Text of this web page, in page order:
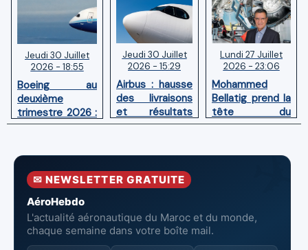
Jeudi 30 Juillet
2026 - 18:55
Boeing au
deuxième
trimestre 2026 :
Chiffre d'affaires
pertes nettes
réduites
Jeudi 30 Juillet
2026 - 15:29
Airbus : hausse
des livraisons
et résultats
financiers
premier
Lundi 27 Juillet
2026 - 23:06
Mohammed
Bellatig prend la
tête du
Groupement
Marocaines
✉ NEWSLETTER GRATUITE
AéroHebdo
L'actualité aéronautique du Maroc et du monde,
chaque semaine dans votre boîte mail.